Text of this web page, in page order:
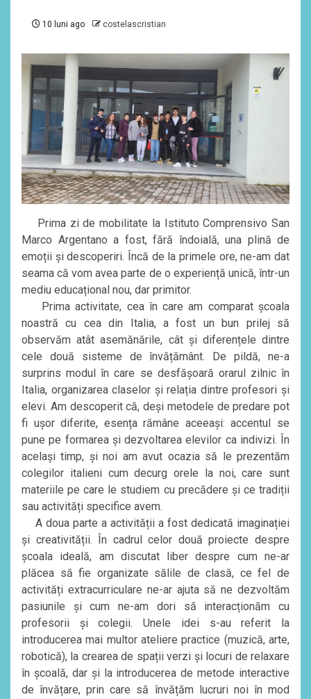
10 luni ago costelascristian
Prima zi de mobilitate la Istituto Comprensivo San
Marco Argentano a fost, fără îndoială, una plină de
emoții și descoperiri. Încă de la primele ore, ne-am dat
seama că vom avea parte de o experiență unică, într-un
mediu educațional nou, dar primitor.
Prima activitate, cea în care am comparat școala
noastră cu cea din Italia, a fost un bun prilej să
observăm atât asemănările, cât și diferențele dintre
cele două sisteme de învățământ. De pildă, ne-a
surprins modul în care se desfășoară orarul zilnic în
Italia, organizarea claselor și relația dintre profesori și
elevi. Am descoperit că, deși metodele de predare pot
fi ușor diferite, esența rămâne aceeași: accentul se
pune pe formarea și dezvoltarea elevilor ca indivizi. În
același timp, și noi am avut ocazia să le prezentăm
colegilor italieni cum decurg orele la noi, care sunt
materiile pe care le studiem cu precădere și ce tradiții
sau activități specifice avem.
A doua parte a activității a fost dedicată imaginației
și creativității. În cadrul celor două proiecte despre
școala ideală, am discutat liber despre cum ne-ar
plăcea să fie organizate sălile de clasă, ce fel de
activități extracurriculare ne-ar ajuta să ne dezvoltăm
pasiunile și cum ne-am dori să interacționăm cu
profesorii și colegii. Unele idei s-au referit la
introducerea mai multor ateliere practice (muzică, arte,
robotică), la crearea de spații verzi și locuri de relaxare
în școală, dar și la introducerea de metode interactive
de învățare, prin care să învățăm lucruri noi în mod